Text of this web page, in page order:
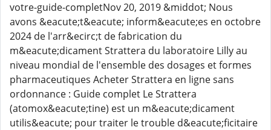
votre-guide-completNov 20, 2019 &middot; Nous
avons &eacute;t&eacute; inform&eacute;es en octobre
2024 de l'arr&ecirc;t de fabrication du
m&eacute;dicament Strattera du laboratoire Lilly au
niveau mondial de l'ensemble des dosages et formes
pharmaceutiques Acheter Strattera en ligne sans
ordonnance : Guide complet Le Strattera
(atomox&eacute;tine) est un m&eacute;dicament
utilis&eacute; pour traiter le trouble d&eacute;ficitaire